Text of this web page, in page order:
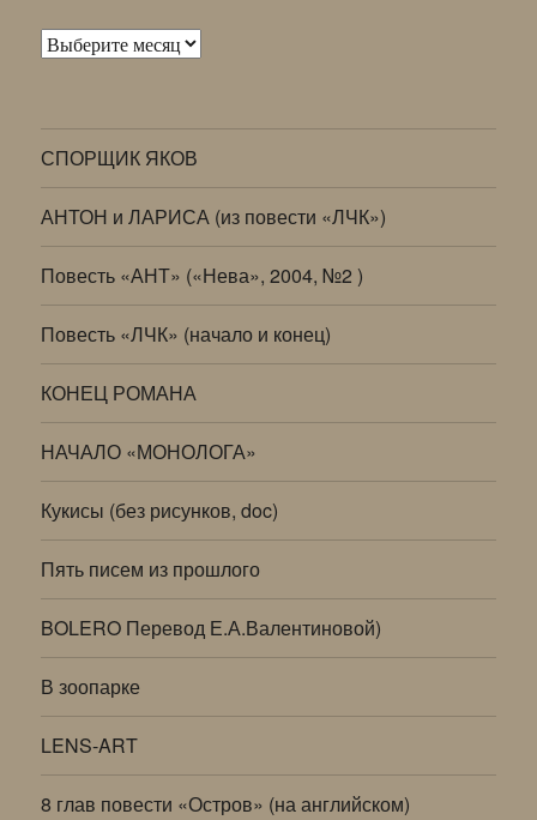
Архивы
СПОРЩИК ЯКОВ
АНТОН и ЛАРИСА (из повести «ЛЧК»)
Повесть «АНТ» («Нева», 2004, №2 )
Повесть «ЛЧК» (начало и конец)
КОНЕЦ РОМАНА
НАЧАЛО «МОНОЛОГА»
Кукисы (без рисунков, doc)
Пять писем из прошлого
BOLERO Перевод Е.А.Валентиновой)
В зоопарке
LENS-ART
8 глав повести «Остров» (на английском)